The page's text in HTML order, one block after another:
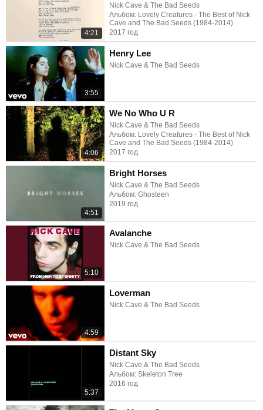
4:21
Nick Cave & The Bad Seeds
Альбом: Lovely Creatures - The Best of Nick
Cave and The Bad Seeds (1984-2014)
2017 год
3:55
Henry Lee
Nick Cave & The Bad Seeds
4:06
We No Who U R
Nick Cave & The Bad Seeds
Альбом: Lovely Creatures - The Best of Nick
Cave and The Bad Seeds (1984-2014)
2017 год
4:51
Bright Horses
Nick Cave & The Bad Seeds
Альбом: Ghosteen
2019 год
5:10
Avalanche
Nick Cave & The Bad Seeds
4:59
Loverman
Nick Cave & The Bad Seeds
5:37
Distant Sky
Nick Cave & The Bad Seeds
Альбом: Skeleton Tree
2016 год